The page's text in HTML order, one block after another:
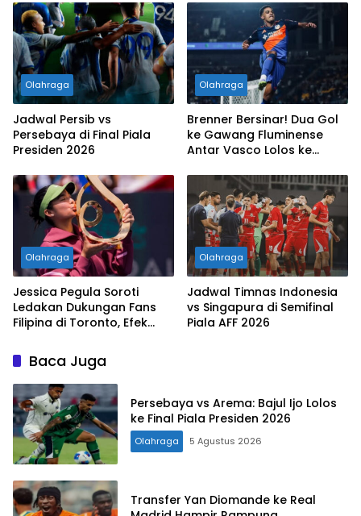
Olahraga
Jadwal Persib vs
Persebaya di Final Piala
Presiden 2026
Olahraga
Brenner Bersinar! Dua Gol
ke Gawang Fluminense
Antar Vasco Lolos ke
Brasil
Olahraga
Jessica Pegula Soroti
Ledakan Dukungan Fans
Filipina di Toronto, Efek
Terasa
Olahraga
Jadwal Timnas Indonesia
vs Singapura di Semifinal
Piala AFF 2026
Baca Juga
Persebaya vs Arema: Bajul Ijo Lolos
ke Final Piala Presiden 2026
Olahraga 5 Agustus 2026
Transfer Yan Diomande ke Real